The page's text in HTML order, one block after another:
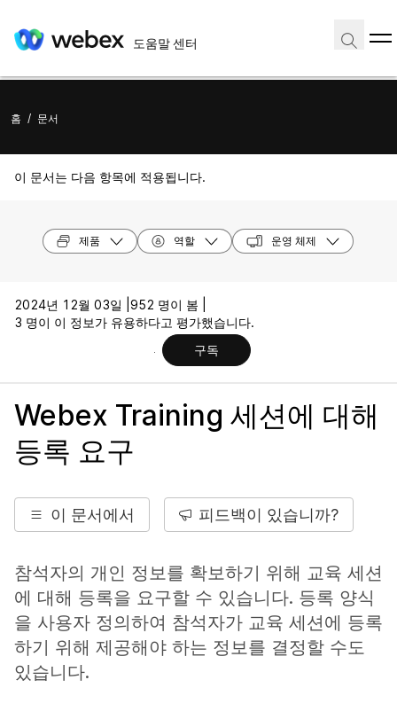
도움말 센터
홈 / 문서
이 문서는 다음 항목에 적용됩니다.
제품 역할 운영 체제
2024년 12월 03일 | 952 명이 봄 |
3 명이 이 정보가 유용하다고 평가했습니다.
구독
Webex Training 세션에 대해
등록 요구
이 문서에서 피드백이 있습니까?
참석자의 개인 정보를 확보하기 위해 교육 세션
에 대해 등록을 요구할 수 있습니다. 등록 양식
을 사용자 정의하여 참석자가 교육 세션에 등록
하기 위해 제공해야 하는 정보를 결정할 수도
있습니다.